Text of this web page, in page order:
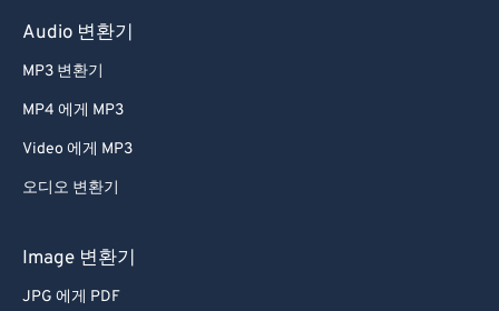
Audio 변환기
MP3 변환기
MP4 에게 MP3
Video 에게 MP3
오디오 변환기
Image 변환기
JPG 에게 PDF